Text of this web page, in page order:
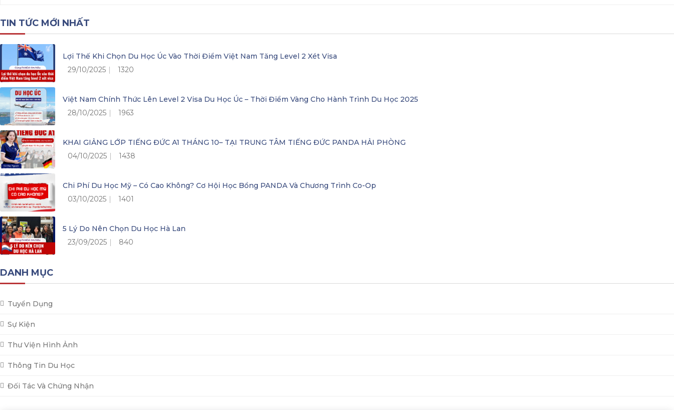
TIN TỨC MỚI NHẤT
Lợi Thế Khi Chọn Du Học Úc Vào Thời Điểm Việt Nam Tăng Level 2 Xét Visa
29/10/2025
1320
Việt Nam Chính Thức Lên Level 2 Visa Du Học Úc – Thời Điểm Vàng Cho Hành Trình Du Học 2025
28/10/2025
1963
KHAI GIẢNG LỚP TIẾNG ĐỨC A1 THÁNG 10– TẠI TRUNG TÂM TIẾNG ĐỨC PANDA HẢI PHÒNG
04/10/2025
1438
Chi Phí Du Học Mỹ – Có Cao Không? Cơ Hội Học Bổng PANDA Và Chương Trình Co-Op
03/10/2025
1401
5 Lý Do Nên Chọn Du Học Hà Lan
23/09/2025
840
DANH MỤC
Tuyển Dụng
Sự Kiện
Thư Viện Hình Ảnh
Thông Tin Du Học
Đối Tác Và Chứng Nhận